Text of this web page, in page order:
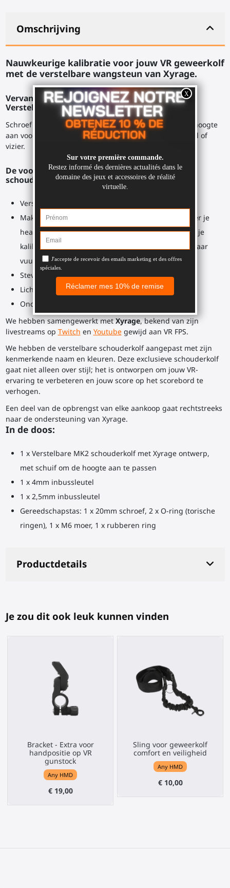
Omschrijving
Nauwkeurige kalibratie voor jouw VRgeweerkolf
met de verstelbare wangsteun van Xyrage.
Vervang jouw statische schouderkolf met de
Verstelbare MK2 kolf.
Schroef de schuif van de kolf een beetje los en pas de hoogte
aan voor een perfecte uitlijning met jouw virtuele korrel of
vizier.
De voordelen die je krijgt met de verstelbare
schouderkolf:
Verschillende hoogtes voor de wangsteun
Makkelijk aan te passen terwijl je bezig bent, zonder je
headset af te hoeven zetten (alhoewel je misschien je
kalibraties tussen spellen wilt doen, niet tijdens zwaar
vuurgevecht 😉)
Stevig
Lichtgewicht
Ondersteunt Xyrage
We hebben samengewerkt metXyrage, bekend van zijn
livestreams op Twitch en Youtubegewijd aan VR FPS.
We hebben de verstelbare schouderkolf aangepast met zijn
kenmerkende naam en kleuren. Deze exclusieve schouderkolf
gaat niet alleen over stijl; het is ontworpen om jouw VR-
ervaring te verbeteren en jouw score op het scorebord te
verhogen.
Een deel van de opbrengst van elke aankoop gaat rechtstreeks
naar de ondersteuning van Xyrage.
In de doos:
1 x Verstelbare MK2 schouderkolf met Xyrage ontwerp,
met schuif om de hoogte aan te passen
1 x 4mm inbussleutel
1 x 2,5mm inbussleutel
Gereedschapstas: 1 x 20mm schroef, 2 x O-ring (torische
ringen), 1 x M6 moer, 1 x rubberen ring
Productdetails
Je zou dit ook leuk kunnen vinden
Bracket - Extra voor
handpositie op VR
gunstock
Any HMD
€ 19,00
Sling voor geweerkolf
comfort en veiligheid
Any HMD
€ 10,00